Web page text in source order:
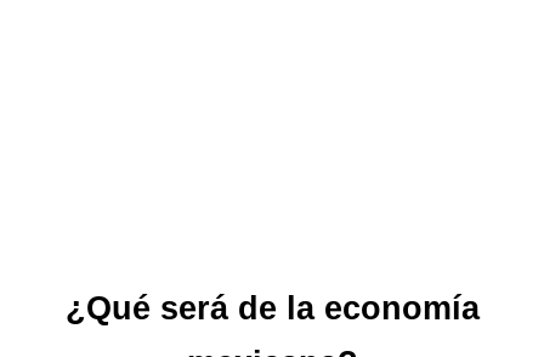
¿Qué será de la economía